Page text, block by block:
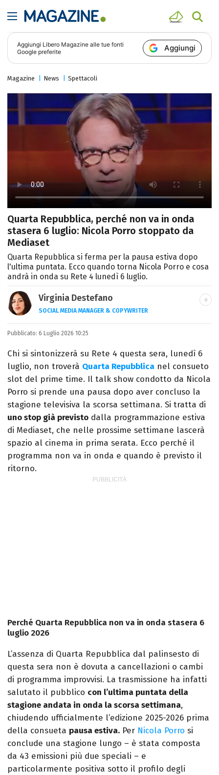
Aggiungi Libero Magazine alle tue fonti
Google preferite
Aggiungi
Magazine News Spettacoli
Quarta Repubblica, perché non va in onda
stasera 6 luglio: Nicola Porro stoppato da
Mediaset
Quarta Repubblica si ferma per la pausa estiva dopo
l'ultima puntata. Ecco quando torna Nicola Porro e cosa
andrà in onda su Rete 4 lunedì 6 luglio.
Virginia Destefano
SOCIAL MEDIA MANAGER & COPYWRITER
Una passione smisurata per le serie TV.
Laurea in Cinema, Televisione e New Media,
videomaking e scrittura sono il mio
passatempo preferito.
Pubblicato: 6 Luglio 2026 10:25
Chi si sintonizzerà su Rete 4 questa sera, lunedì 6
luglio, non troverà Quarta Repubblica nel consueto
slot del prime time. Il talk show condotto da Nicola
Porro si prende una pausa dopo aver concluso la
stagione televisiva la scorsa settimana. Si tratta di
uno stop già previsto dalla programmazione estiva
di Mediaset, che nelle prossime settimane lascerà
spazio al cinema in prima serata. Ecco perché il
programma non va in onda e quando è previsto il
ritorno.
Perché Quarta Repubblica non va in onda stasera 6
luglio 2026
L’assenza di Quarta Repubblica dal palinsesto di
questa sera non è dovuta a cancellazioni o cambi
di programma improvvisi. La trasmissione ha infatti
salutato il pubblico con l’ultima puntata della
stagione andata in onda la scorsa settimana,
chiudendo ufficialmente l’edizione 2025-2026 prima
della consueta pausa estiva. Per Nicola Porro si
conclude una stagione lungo – è stata composta
da 43 emissioni più due speciali – e
particolarmente positiva sotto il profilo degli